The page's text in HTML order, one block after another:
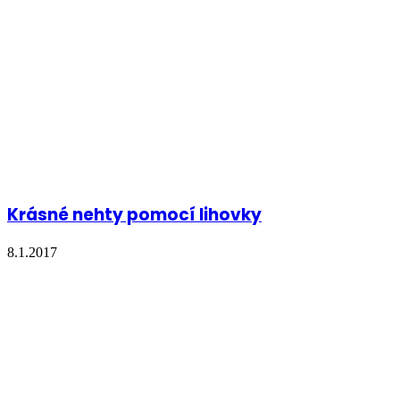
Krásné nehty pomocí lihovky
8.1.2017